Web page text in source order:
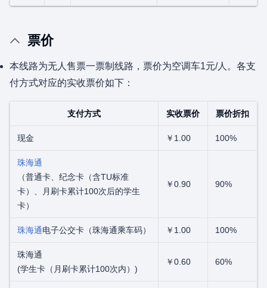
票价
本线路为无人售票一票制线路，票价为空调车1元/人。各支
付方式对应的实收票价如下：
支付方式 实收票价 票价折扣
现金 ￥1.00 100%
珠海通
（普通卡、纪念卡（含TU标准
卡）、月刷卡累计100次后的学生
卡）
￥0.90 90%
珠海通电子公交卡（珠海通乘车码） ￥1.00 100%
珠海通
(学生卡（月刷卡累计100次内）)
￥0.60 60%